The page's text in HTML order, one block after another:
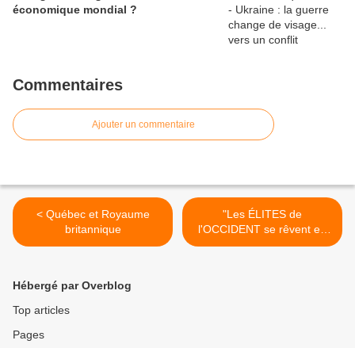
économique mondial ?
Commentaires
Ajouter un commentaire
< Québec et Royaume
britannique
"Les ÉLITES de
l'OCCIDENT se rêvent en
CARICATURE de la CHINE"
Hébergé par Overblog
Top articles
Pages